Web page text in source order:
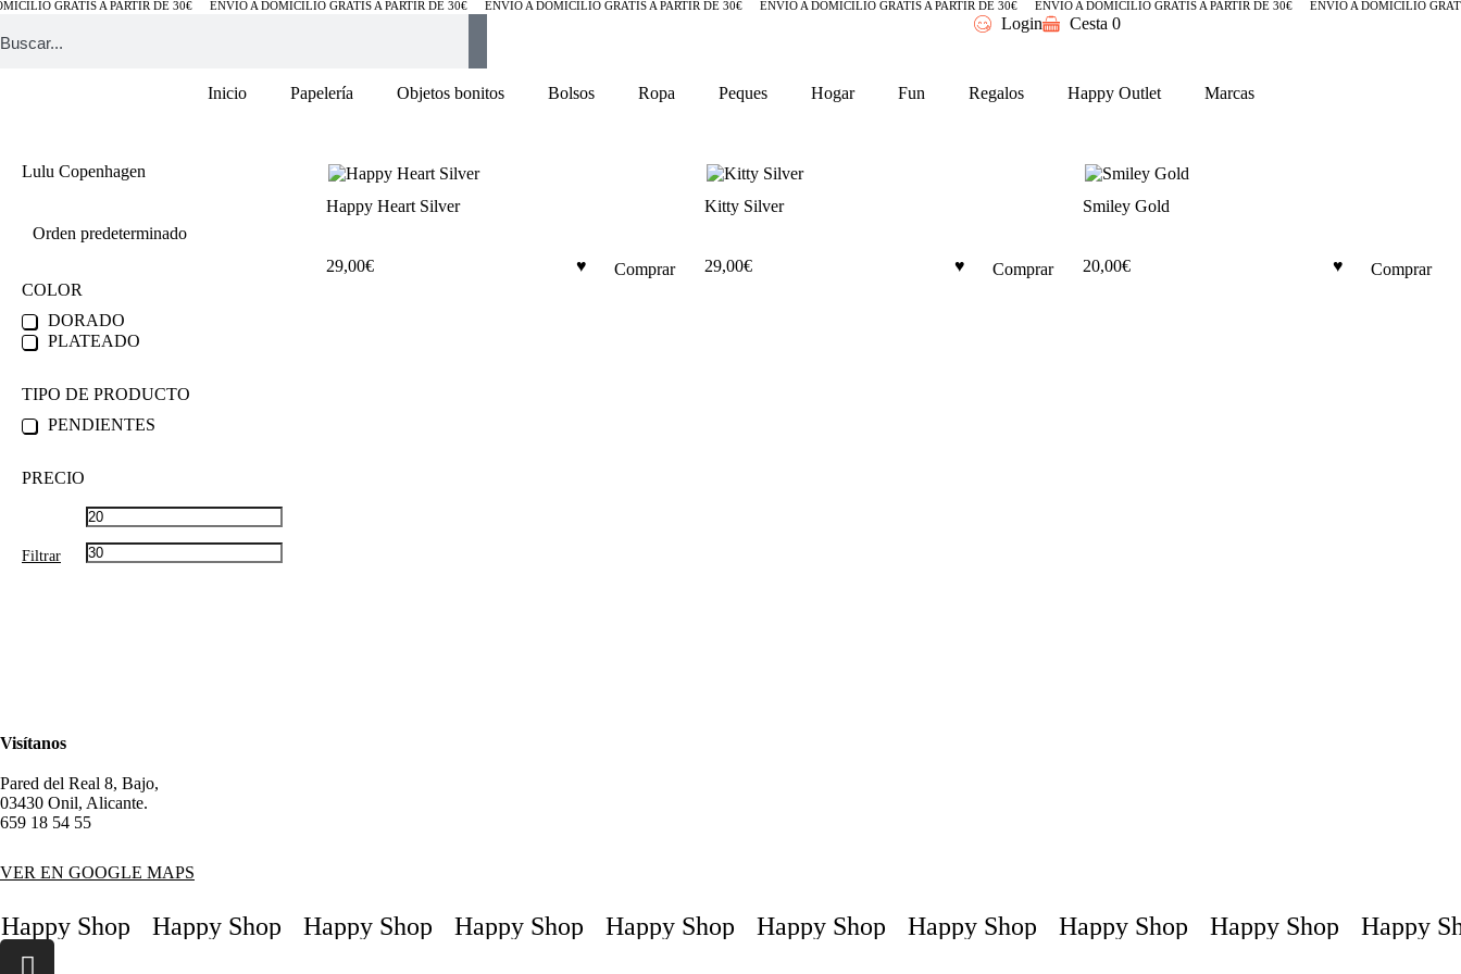
GRATIS A PARTIR DE 30€ ENVÍO A DOMICILIO GRATIS A PARTIR DE 30€ ENVÍO A DOMICILIO GRATIS A PARTIR DE 30€ ENVÍO A DOMICILIO GRATIS A PARTIR DE 30€ ENVÍO A DOMICILIO GRATIS A PARTIR DE 30€ ENVÍO A DOMICILIO
Login Cesta 0
Inicio Papelería Objetos bonitos Bolsos Ropa Peques Hogar Fun Regalos Happy Outlet Marcas
Lulu Copenhagen
COLOR
DORADO
PLATEADO
TIPO DE PRODUCTO
PENDIENTES
PRECIO
Filtrar
Happy Heart Silver
29,00€ Comprar
Kitty Silver
29,00€ Comprar
Smiley Gold
20,00€ Comprar
Visítanos
Pared del Real 8, Bajo,
03430 Onil, Alicante.
659 18 54 55
VER EN GOOGLE MAPS
Shop Happy Shop Happy Shop Happy Shop Happy Shop Happy Shop Happy Shop Happy Shop Happy Shop Happy